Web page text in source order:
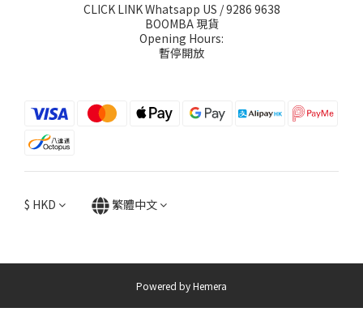
CLICK LINK Whatsapp US / 9286 9638
BOOMBA 現貨
Opening Hours:
暫停開放
$ HKD 繁體中文
Powered by Hemera